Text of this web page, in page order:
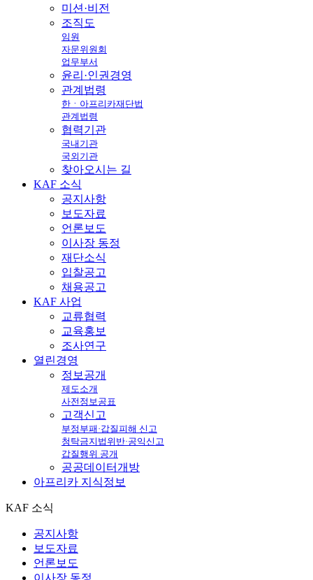
미션·비전
조직도
임원
자문위원회
업무부서
윤리·인권경영
관계법령
한ㆍ아프리카재단법
관계법령
협력기관
국내기관
국외기관
찾아오시는 길
KAF 소식
공지사항
보도자료
언론보도
이사장 동정
재단소식
입찰공고
채용공고
KAF 사업
교류협력
교육홍보
조사연구
열린경영
정보공개
제도소개
사전정보공표
고객신고
부정부패·갑질피해 신고
청탁금지법위반·공익신고
갑질행위 공개
공공데이터개방
아프리카 지식정보
KAF 소식
공지사항
보도자료
언론보도
이사장 동정